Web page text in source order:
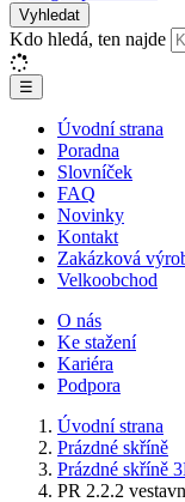
Vyhledat
Kdo hledá, ten najde
☰
Úvodní strana
Poradna
Slovníček
FAQ
Novinky
Kontakt
Zakázková
Velkoobchod
O nás
Ke stažení
Kariéra
Podpora
Úvodní strana
Prázdné skříně
Prázdné skříně
PR 2.2.2